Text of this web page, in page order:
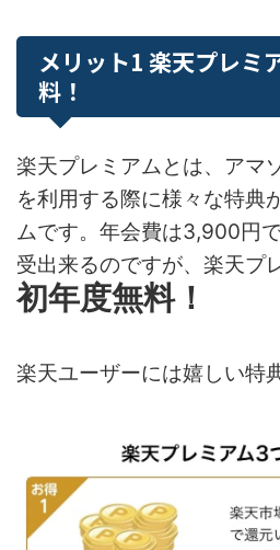
メリット1 楽天プレミ
料！
楽天プレミアムとは、アマ
を利用する際に様々な特典
ムです。年会費は3,900円
受出来るのですが、楽天プ
初年度無料！
楽天ユーザーには嬉しい特